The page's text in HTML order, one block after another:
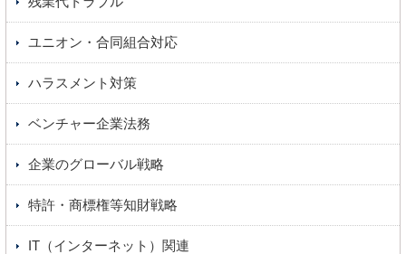
ユニオン・合同組合対応
ハラスメント対策
ベンチャー企業法務
企業のグローバル戦略
特許・商標権等知財戦略
IT（インターネット）関連